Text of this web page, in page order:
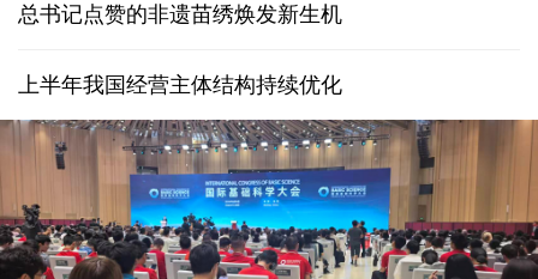
总书记点赞的非遗苗绣焕发新生机
上半年我国经营主体结构持续优化